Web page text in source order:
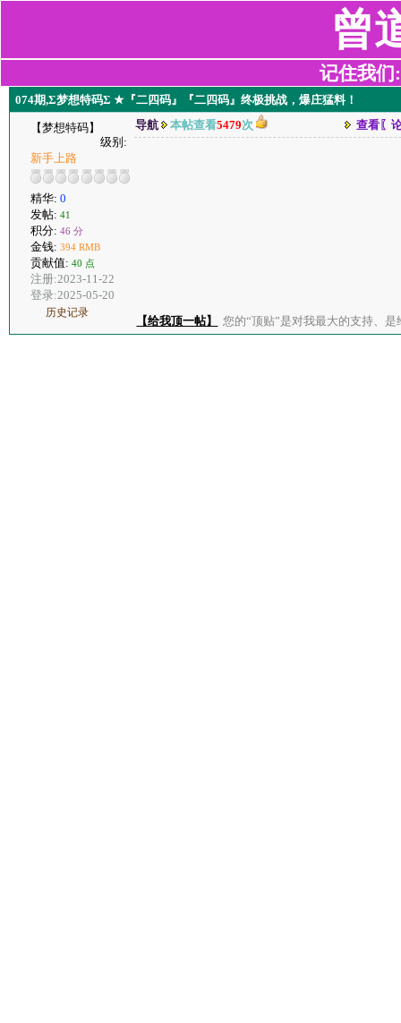
曾
记住我们
074期,Σ梦想特码Σ ★『二四码』『二四码』终极挑战，爆庄猛料！
【梦想特码】
级别:
新手上路
精华: 0
发帖: 41
积分: 46 分
金钱: 394 RMB
贡献值: 40 点
注册:2023-11-22
登录:2025-05-20
历史记录
导航 本帖查看5479次 查看〖
【给我顶一帖】 您的“顶贴”是对我最大的支持、